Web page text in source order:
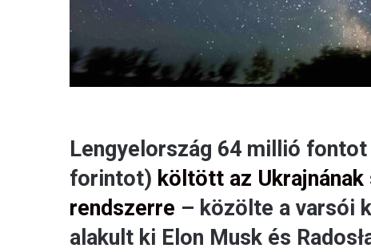
​Lengyelország 64 millió
forintot) költött az
rendszerre – közölte a varsói
alakult ki Elon Musk és